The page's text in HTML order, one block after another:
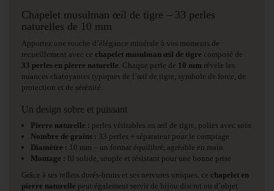
Chapelet musulman œil de tigre – 33 perles
naturelles de 10 mm
Apportez une touche d’élégance minérale à vos moments de
recueillement avec ce chapelet musulman œil de tigre composé de
33 perles en pierre naturelle . Chaque perle de 10 mm révèle les
nuances chatoyantes typiques de l’œil de tigre, symbole de force, de
protection et de sérénité.
Un design sobre et puissant
Pierre naturelle : perles véritables en œil de tigre, polies avec soin
Nombre de grains : 33 perles + séparateur pour le comptage
Diamètre : 10 mm – un format équilibré, agréable en main
Montage : fil solide, souple et résistant pour une bonne prise
Grâce à ses reflets dorés-bruns et ses nervures uniques, ce chapelet en
pierre naturelle peut également servir de bijou discret ou d’objet